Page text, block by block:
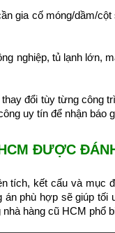
gia cố móng/dầm/
nghiệp, tủ lạnh lớn,
đổi tùy từng công
uy tín để nhận báo
ĐƯỢC
tích, kết cấu và
phù hợp sẽ giúp
hàng cũ HCM phổ